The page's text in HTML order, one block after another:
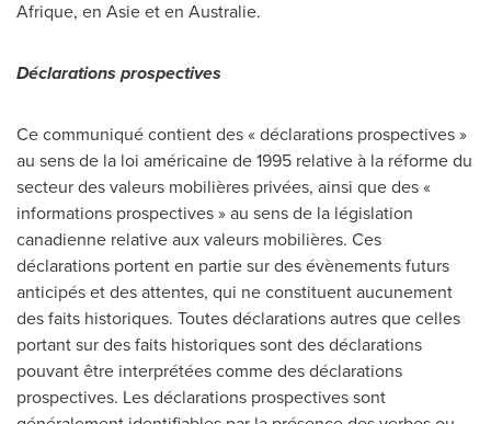
Afrique, en Asie et en Australie.
Déclarations prospectives
Ce communiqué contient des « déclarations prospectives »
au sens de la loi américaine de 1995 relative à la réforme du
secteur des valeurs mobilières privées, ainsi que des «
informations prospectives » au sens de la législation
canadienne relative aux valeurs mobilières. Ces
déclarations portent en partie sur des évènements futurs
anticipés et des attentes, qui ne constituent aucunement
des faits historiques. Toutes déclarations autres que celles
portant sur des faits historiques sont des déclarations
pouvant être interprétées comme des déclarations
prospectives. Les déclarations prospectives sont